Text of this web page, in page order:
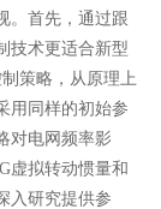
。首先，通过跟
技术更适合新型
策略，从原理上
用同样的初始参
对电网频率影
虚拟转动惯量和
入研究提供参